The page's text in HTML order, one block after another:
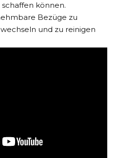
können.
Bezüge zu
und zu reinigen